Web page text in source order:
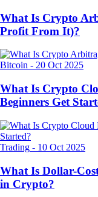
What Is Crypto
Profit From It)?
Bitcoin - 20 Oct 2025
What Is Crypto
Beginners Get
Trading - 10 Oct 2025
What Is Dollar-
in Crypto?